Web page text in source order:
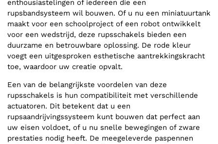
enthousiastelingen of iedereen die een
rupsbandsysteem wil bouwen. Of u nu een miniatuurtank
maakt voor een schoolproject of een robot ontwikkelt
voor een wedstrijd, deze rupsschakels bieden een
duurzame en betrouwbare oplossing. De rode kleur
voegt een uitgesproken esthetische aantrekkingskracht
toe, waardoor uw creatie opvalt.
Een van de belangrijkste voordelen van deze
rupsschakels is hun compatibiliteit met verschillende
actuatoren. Dit betekent dat u een
rupsaandrijvingssysteem kunt bouwen dat perfect aan
uw eisen voldoet, of u nu snelle bewegingen of zware
prestaties nodig heeft. De meegeleverde paspennen